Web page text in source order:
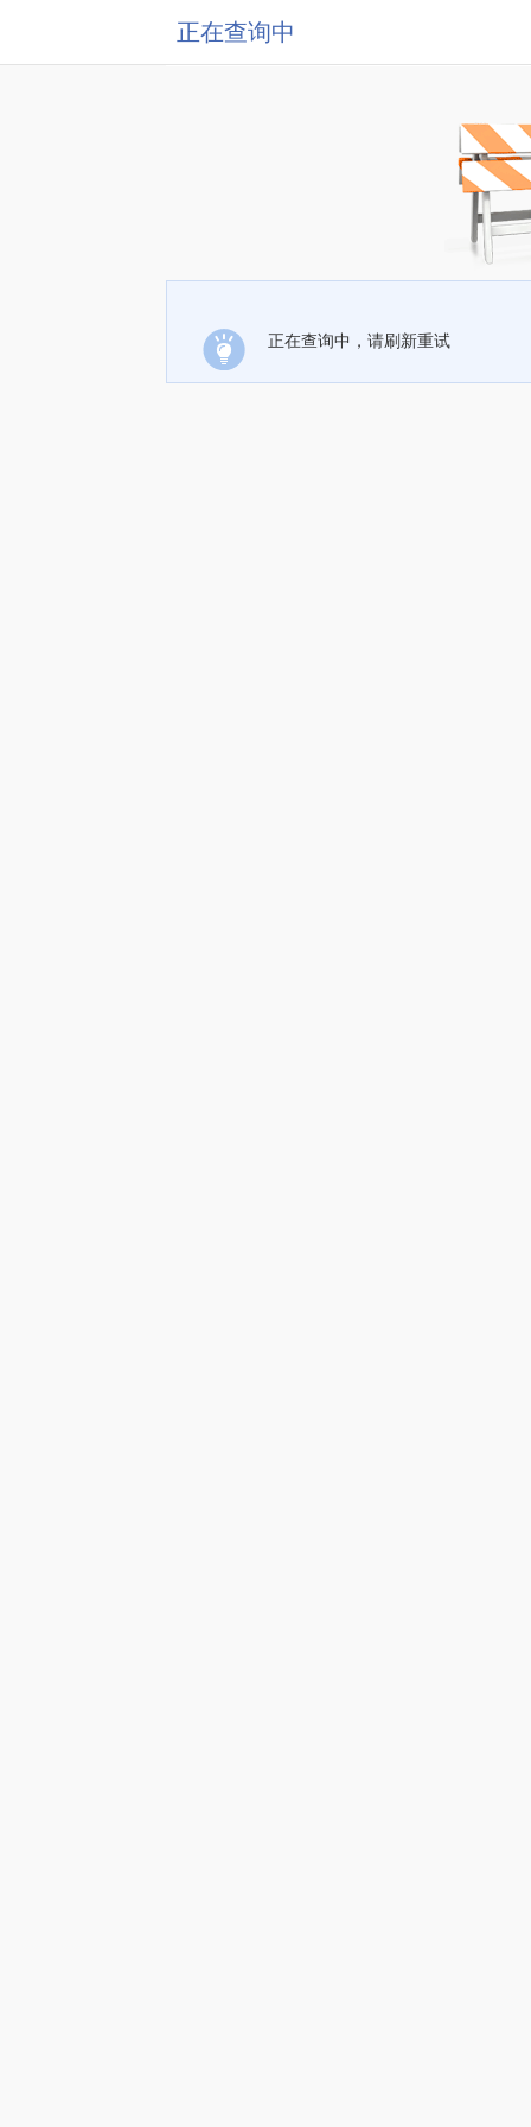
正在查询中
正在查询中，请刷新重试